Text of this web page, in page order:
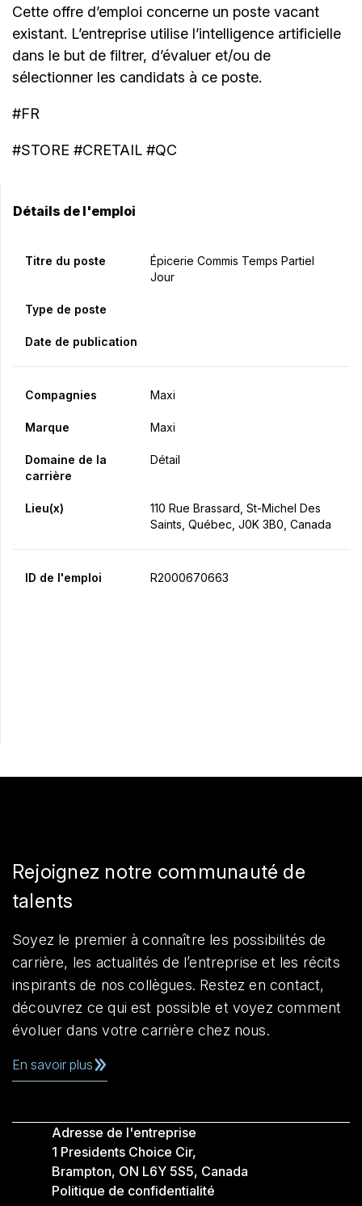
Cette offre d’emploi concerne un poste vacant
existant. L’entreprise utilise l’intelligence artificielle
dans le but de filtrer, d’évaluer et/ou de
sélectionner les candidats à ce poste.
#FR
#STORE #CRETAIL #QC
Détails de l'emploi
Titre du poste
Épicerie Commis Temps Partiel
Jour
Type de poste
Date de publication
Compagnies Maxi
Marque Maxi
Domaine de la
carrière
Détail
Lieu(x)
110 Rue Brassard, St-Michel Des
Saints, Québec, J0K 3B0, Canada
ID de l'emploi R2000670663
Rejoignez notre communauté de
talents
Soyez le premier à connaître les possibilités de
carrière, les actualités de l’entreprise et les récits
inspirants de nos collègues. Restez en contact,
découvrez ce qui est possible et voyez comment
évoluer dans votre carrière chez nous.
En savoir plus
Adresse de l'entreprise
1 Presidents Choice Cir,
Brampton, ON L6Y 5S5, Canada
Politique de confidentialité